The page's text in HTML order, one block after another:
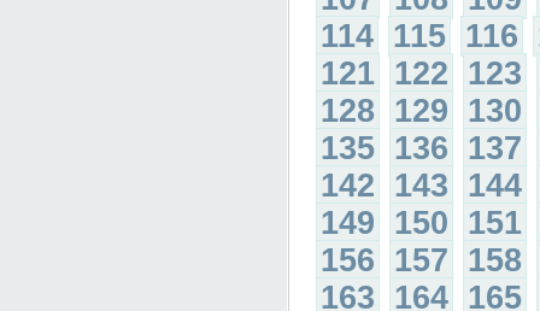
114 115 116
121 122 123
128 129 130
135 136 137
142 143 144
149 150 151
156 157 158
163 164 165